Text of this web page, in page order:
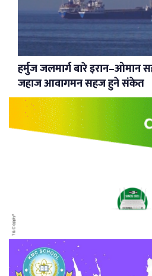
हर्मुज जलमार्ग बारे इरान–ओमान
जहाज आवागमन सहज हुने संकेत